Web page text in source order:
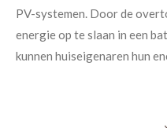
PV-systemen. Door de
energie op te slaan in een
kunnen huiseigenaren hun